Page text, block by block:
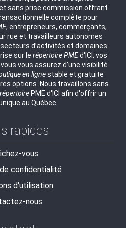
sans prise commission offrant
complète pour
, entrepreneurs, commerçants,
rue et travailleurs autonomes
d’activités et domaines.
sur le répertoirePMEd'ICI, vos
vous assurez d'une visibilité
en lignestable et gratuite
options. Nous travaillons sans
répertoirePME d'ICI afin d'offrir un
au Québec.
rapides
vous
confidentialité
d'utilisation
nous